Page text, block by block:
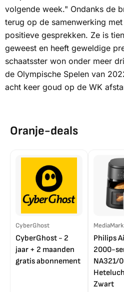
volgende week." Ondanks de
terug op de samenwerking
positieve gesprekken. Ze is
geweest en heeft geweldige
schaatsster won onder meer
de Olympische Spelen van
acht keer goud op de WK
Oranje-deals
CyberGhost
CyberGhost - 2
jaar + 2 maanden
gratis abonnement
Philips
2000-
NA321/
Zwart